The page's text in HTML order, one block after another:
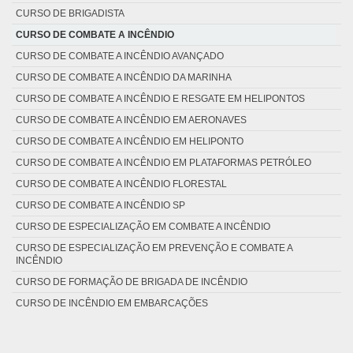
CURSO DE BRIGADISTA
CURSO DE COMBATE A INCÊNDIO
CURSO DE COMBATE A INCÊNDIO AVANÇADO
CURSO DE COMBATE A INCÊNDIO DA MARINHA
CURSO DE COMBATE A INCÊNDIO E RESGATE EM HELIPONTOS
CURSO DE COMBATE A INCÊNDIO EM AERONAVES
CURSO DE COMBATE A INCÊNDIO EM HELIPONTO
CURSO DE COMBATE A INCÊNDIO EM PLATAFORMAS PETRÓLEO
CURSO DE COMBATE A INCÊNDIO FLORESTAL
CURSO DE COMBATE A INCÊNDIO SP
CURSO DE ESPECIALIZAÇÃO EM COMBATE A INCÊNDIO
CURSO DE ESPECIALIZAÇÃO EM PREVENÇÃO E COMBATE A
INCÊNDIO
CURSO DE FORMAÇÃO DE BRIGADA DE INCÊNDIO
CURSO DE INCÊNDIO EM EMBARCAÇÕES